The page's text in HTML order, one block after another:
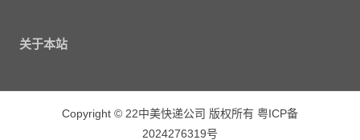
关于本站
Copyright © 22中美快递公司 版权所有 粤ICP备
2024276319号